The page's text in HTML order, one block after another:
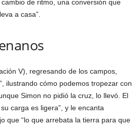
de ritmo, una conversión que
a casa”.
V), regresando de los campos,
ilustrando cómo podemos tropezar con
Simon no pidió la cruz, lo llevó. El
carga es ligera”, y le encanta
que “lo que arrebata la tierra para que